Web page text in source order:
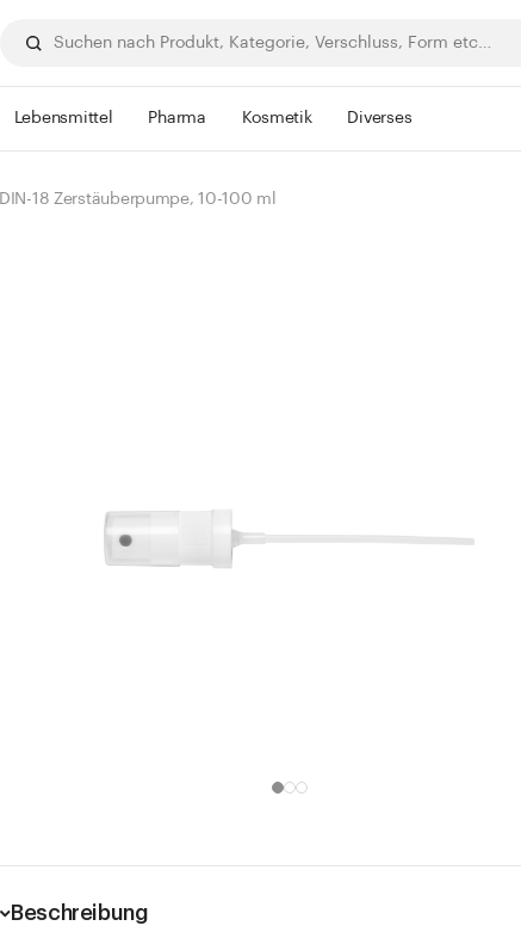
Lebensmittel Pharma Kosmetik Diverses
DIN-18 Zerstäuberpumpe, 10-100 ml
Beschreibung